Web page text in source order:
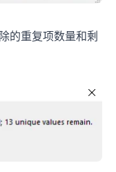
的重复项数量和剩